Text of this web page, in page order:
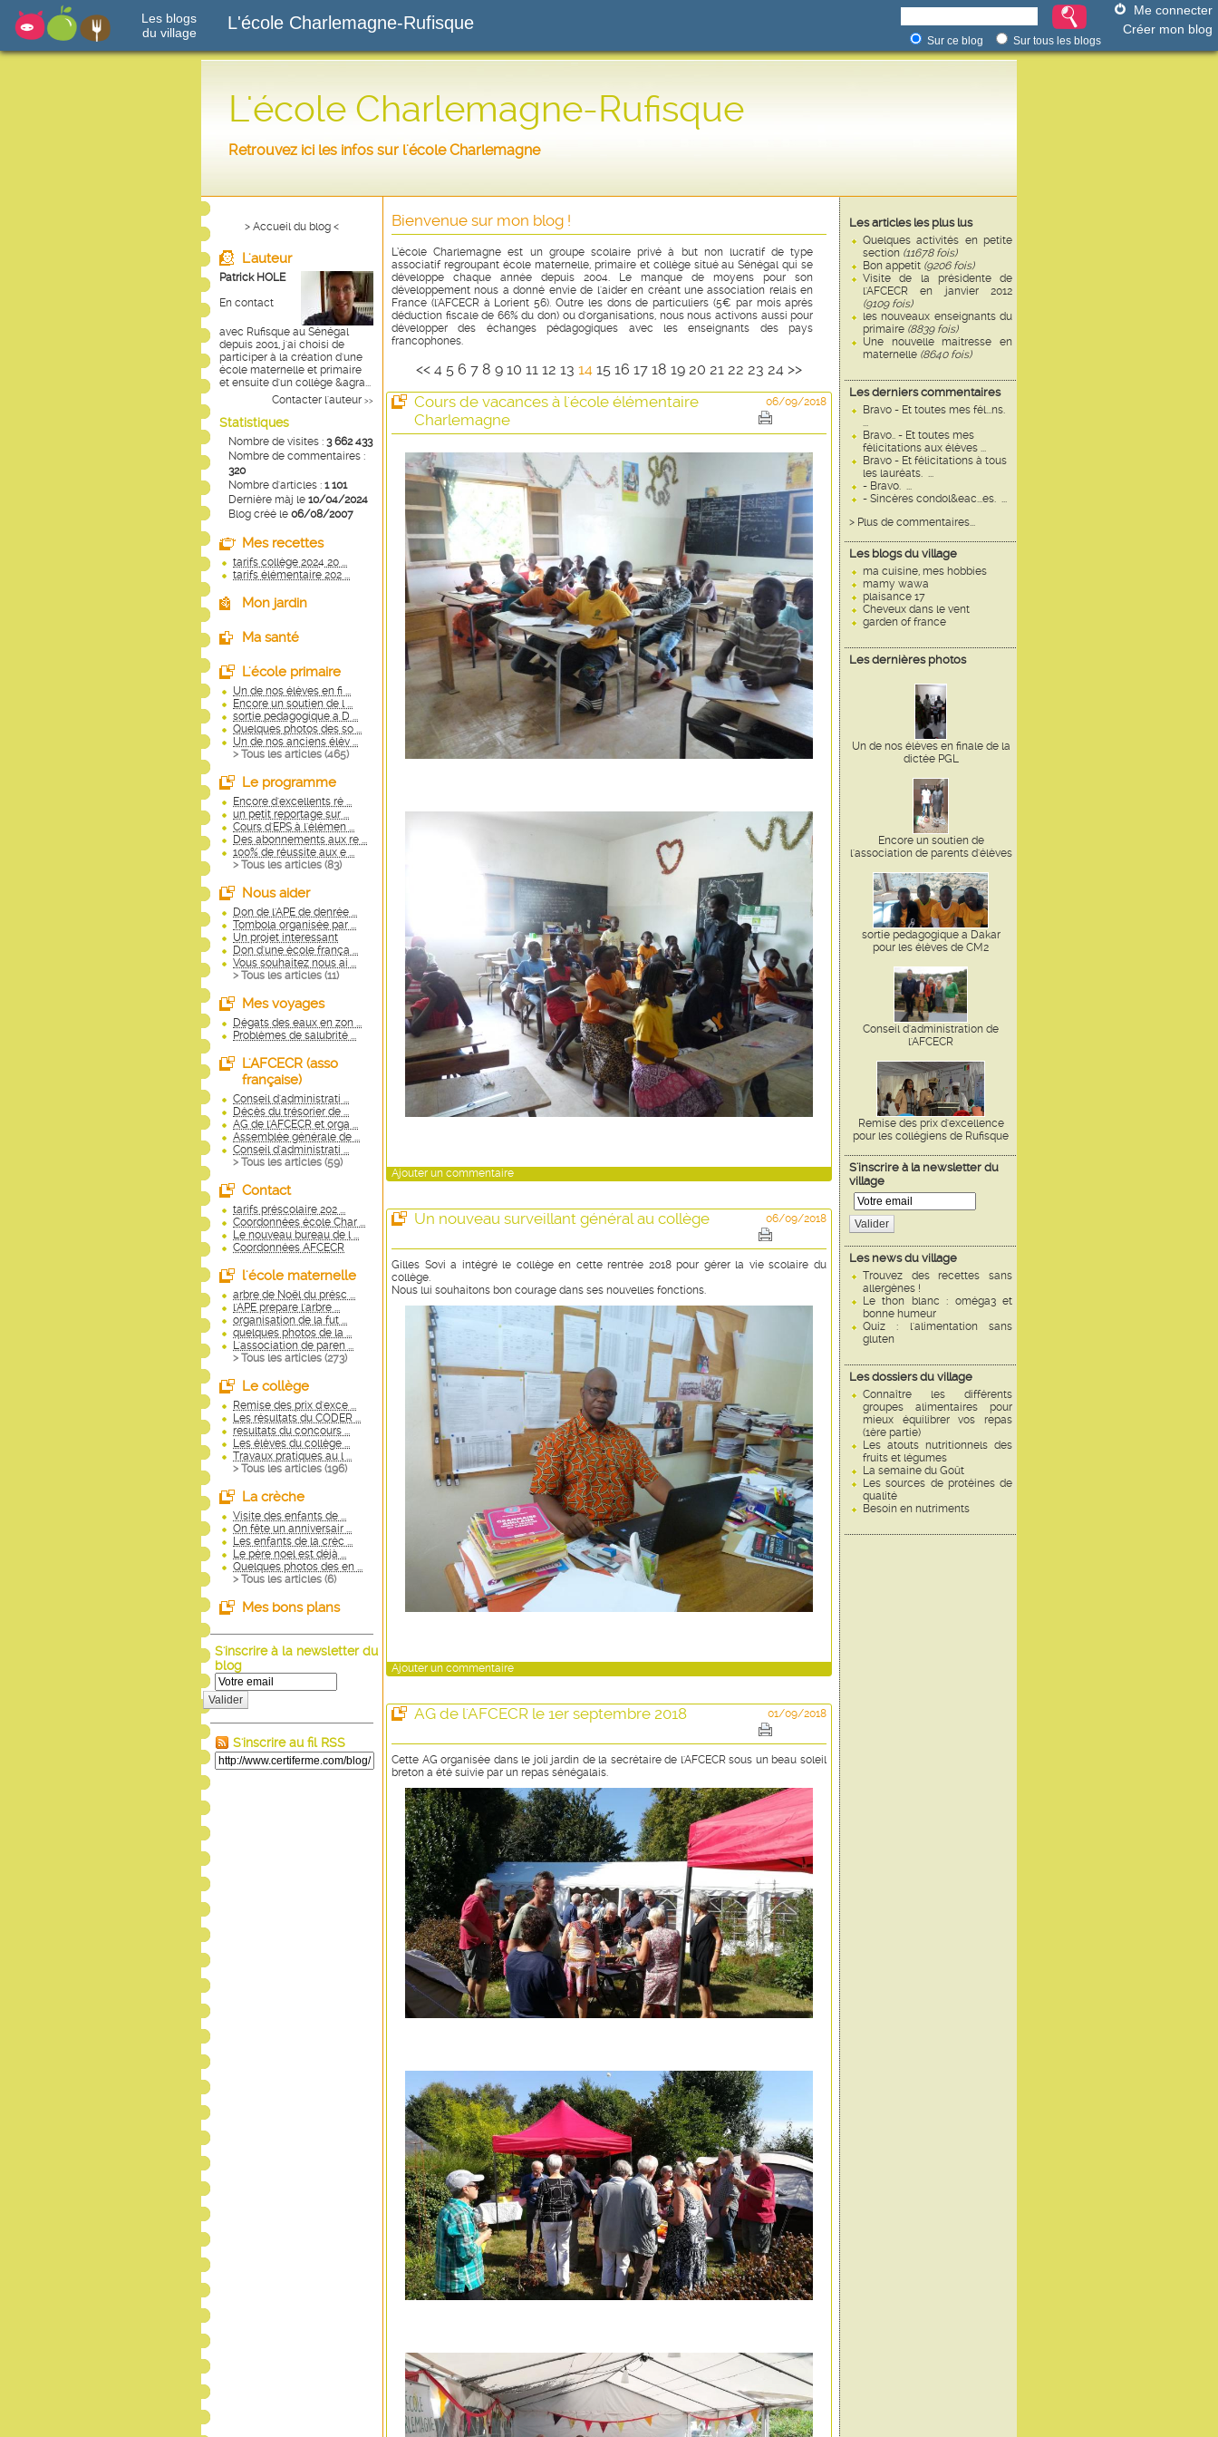
Les blogs
du village
L'école Charlemagne-Rufisque
Me connecter
Créer mon blog
Sur ce blog Sur tous les blogs
L'école Charlemagne-Rufisque
Retrouvez ici les infos sur l'école Charlemagne
Les articles les plus lus
Quelques activités en petite
section (11678 fois)
Bon appetit (9206 fois)
Visite de la présidente de
l'AFCECR en janvier 2012
(9109 fois)
les nouveaux enseignants du
primaire (8839 fois)
Une nouvelle maitresse en
maternelle (8640 fois)
Les derniers commentaires
Bravo - Et toutes mes fél...ns.
...
Bravo.. - Et toutes mes
félicitations aux élèves ...
Bravo - Et félicitations à tous
les lauréats. ...
- Bravo. ...
- Sincères condol&eac...es. ...
> Plus de commentaires...
Les blogs du village
ma cuisine, mes hobbies
mamy wawa
plaisance 17
Cheveux dans le vent
garden of france
Les dernières photos
Un de nos élèves en finale de la
dictée PGL
Encore un soutien de
l'association de parents d'élèves
sortie pedagogique a Dakar
pour les élèves de CM2
Conseil d'administration de
l'AFCECR
Remise des prix d'excellence
pour les collégiens de Rufisque
S'inscrire à la newsletter du
village
Valider
Les news du village
Trouvez des recettes sans
allergènes !
Le thon blanc : oméga3 et
bonne humeur
Quiz : l'alimentation sans
gluten
Les dossiers du village
Connaître les différents
groupes alimentaires pour
mieux équilibrer vos repas
(1ère partie)
Les atouts nutritionnels des
fruits et légumes
La semaine du Goût
Les sources de protéines de
qualité
Besoin en nutriments
> Accueil du blog <
L'auteur
Patrick HOLE
En contact
avec Rufisque au Sénégal
depuis 2001, j'ai choisi de
participer à la création d'une
école maternelle et primaire
et ensuite d'un collège &agra...
Contacter l'auteur >>
Statistiques
Nombre de visites : 3 662 433
Nombre de commentaires :
320
Nombre d'articles : 1 101
Dernière màj le 10/04/2024
Blog créé le 06/08/2007
Mes recettes
tarifs collège 2024 20 ...
tarifs élémentaire 202 ...
Mon jardin
Ma santé
L'école primaire
Un de nos élèves en fi ...
Encore un soutien de l ...
sortie pedagogique a D ...
Quelques photos des so ...
Un de nos anciens élèv ...
> Tous les articles (465)
Le programme
Encore d'excellents ré ...
un petit reportage sur ...
Cours d'EPS à l'élémen ...
Des abonnements aux re ...
100% de réussite aux e ...
> Tous les articles (83)
Nous aider
Don de l'APE de denrée ...
Tombola organisée par ...
Un projet interessant
Don d'une école frança ...
Vous souhaitez nous ai ...
> Tous les articles (11)
Mes voyages
Dégats des eaux en zon ...
Problèmes de salubrité ...
L'AFCECR (asso
française)
Conseil d'administrati ...
Décès du trésorier de ...
AG de l'AFCECR et orga ...
Assemblée générale de ...
Conseil d'administrati ...
> Tous les articles (59)
Contact
tarifs préscolaire 202 ...
Coordonnées école Char ...
Le nouveau bureau de l ...
Coordonnées AFCECR
l'école maternelle
arbre de Noël du présc ...
l'APE prepare l'arbre ...
organisation de la fut ...
quelques photos de la ...
L'association de paren ...
> Tous les articles (273)
Le collège
Remise des prix d'exce ...
Les résultats du CODER ...
resultats du concours ...
Les élèves du collège ...
Travaux pratiques au l ...
> Tous les articles (196)
La crèche
Visite des enfants de ...
On fête un anniversair ...
Les enfants de la crèc ...
Le père noel est déjà ...
Quelques photos des en ...
> Tous les articles (6)
Mes bons plans
S'inscrire à la newsletter du
blog
Valider
S'inscrire au fil RSS
Bienvenue sur mon blog !
L’école Charlemagne est un groupe scolaire privé à but non lucratif de type
associatif regroupant école maternelle, primaire et collège situé au Sénégal qui se
développe chaque année depuis 2004. Le manque de moyens pour son
développement nous a donné envie de l'aider en créant une association relais en
France (l'AFCECR à Lorient 56). Outre les dons de particuliers (5€ par mois après
déduction fiscale de 66% du don) ou d'organisations, nous nous activons aussi pour
développer des échanges pédagogiques avec les enseignants des pays
francophones.
<< 4 5 6 7 8 9 10 11 12 13 14 15 16 17 18 19 20 21 22 23 24 >>
Cours de vacances à l'école élémentaire
Charlemagne
06/09/2018
Ajouter un commentaire
Un nouveau surveillant général au collège 06/09/2018
Gilles Sovi a intégré le collège en cette rentrée 2018 pour gérer la vie scolaire du
collège.
Nous lui souhaitons bon courage dans ses nouvelles fonctions.
Ajouter un commentaire
AG de l'AFCECR le 1er septembre 2018 01/09/2018
Cette AG organisée dans le joli jardin de la secrétaire de l'AFCECR sous un beau soleil
breton a été suivie par un repas sénégalais.